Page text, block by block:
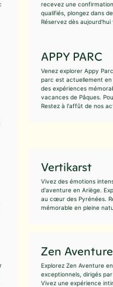
recevez une
qualifiés, plongez dans
Réservez dès
APPY PARC
Venez explorer Appy
parc est actuellement
des expériences
vacances de Pâques.
Restez à l'affût de nos
Vertikarst
Vivez des émotions
d'aventure en Ariège.
au cœur des Pyrénées.
mémorable en pleine
Zen Aventure
Explorez Zen Aventure
exceptionnels, dirigés
Vivez une expérience